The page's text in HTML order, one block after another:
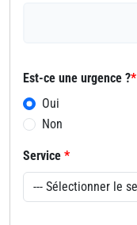
Est-ce une urgence ?*
Oui
Non
Service *